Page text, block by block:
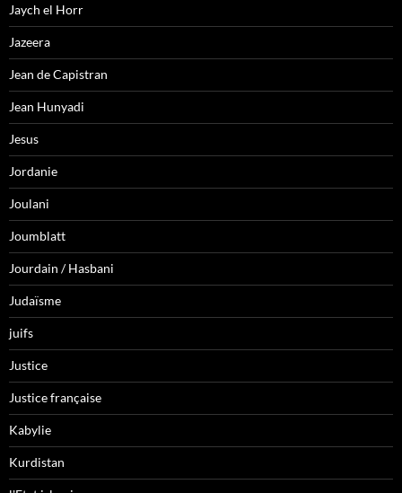
Jaych el Horr
Jazeera
Jean de Capistran
Jean Hunyadi
Jesus
Jordanie
Joulani
Joumblatt
Jourdain / Hasbani
Judaïsme
juifs
Justice
Justice française
Kabylie
Kurdistan